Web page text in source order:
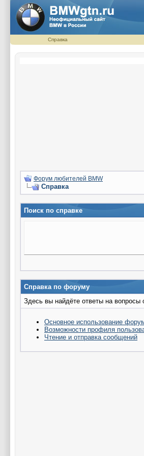
Справка
Форум любителей BMW
Справка
Поиск по справке
Справка по форуму
Здесь вы найдёте ответы на
Основное использование
Возможности профиля
Чтение и отправка сообщений